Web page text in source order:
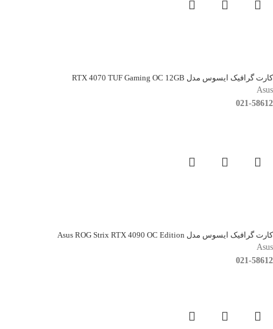
کارت گرافیک ایسوس مدل RTX 4070 TUF Gaming OC 12GB
Asus
021-58612
کارت گرافیک ایسوس مدل Asus ROG Strix RTX 4090 OC Edition
Asus
021-58612